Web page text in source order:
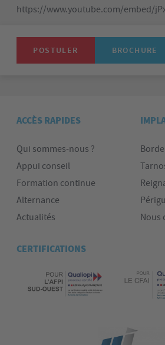
https://www.youtube.com/embed/
POSTULER BROCHURE
ACCÈS RAPIDES
Qui sommes-nous ?
Appui conseil
Formation continue
Alternance
Actualités
Nous
CERTIFICATIONS